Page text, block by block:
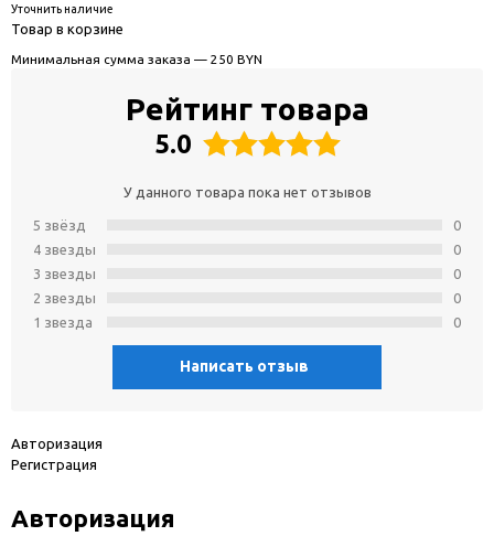
Уточнить наличие
Товар в корзине
Минимальная сумма заказа — 250 BYN
Рейтинг товара
5.0
У данного товара пока нет отзывов
5 звёзд
4 звeзды
3 звeзды
2 звeзды
1 звeзда
0
0
0
0
0
Написать отзыв
Авторизация
Регистрация
Авторизация